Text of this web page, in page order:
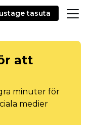
tasuta
att
minuter för
medier